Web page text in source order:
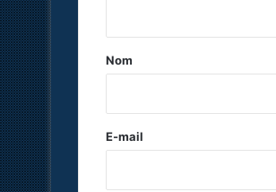
a
e
Nom
E-mail